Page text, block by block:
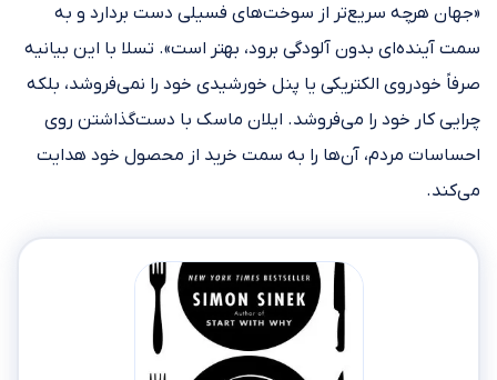
«جهان هرچه سریع‌تر از سوخت‌های فسیلی دست بردارد و به
سمت آینده‌ای بدون آلودگی برود، بهتر است». تسلا با این بیانیه
صرفاً خودروی الکتریکی یا پنل خورشیدی خود را نمی‌فروشد، بلکه
چرایی کار خود را می‌فروشد. ایلان ماسک با دست‌گذاشتن روی
احساسات مردم، آن‌ها را به سمت خرید از محصول خود هدایت
می‌کند.